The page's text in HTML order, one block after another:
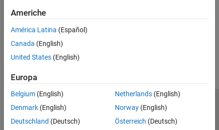
Americhe
América Latina (Español)
Canada (English)
United States (English)
Europa
Belgium (English)
Denmark (English)
Deutschland (Deutsch)
Netherlands(English)
Norway(English)
Österreich (Deutsch)
Centro di fiducia
Informativa sulla privacy
Antipirateria
Stato dell'applicazione
Contatti